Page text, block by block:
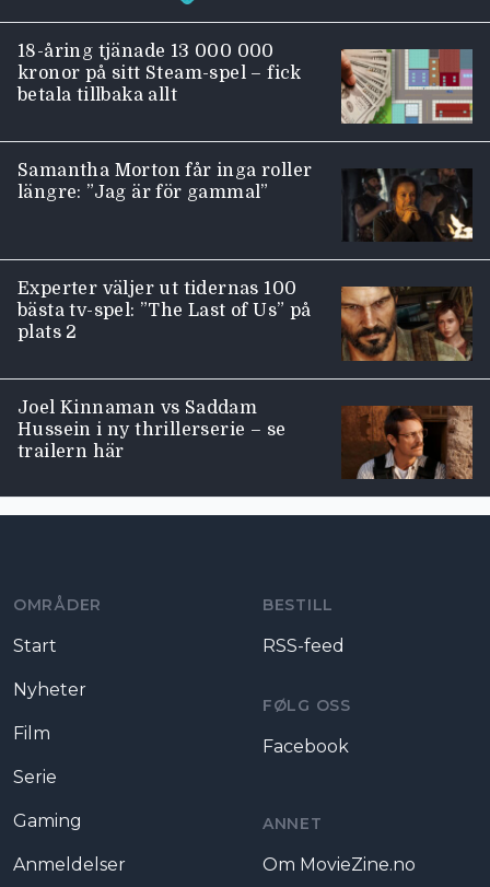
18-åring tjänade 13 000 000
kronor på sitt Steam-spel – fick
betala tillbaka allt
Samantha Morton får inga roller
längre: ”Jag är för gammal”
Experter väljer ut tidernas 100
bästa tv-spel: ”The Last of Us” på
plats 2
Joel Kinnaman vs Saddam
Hussein i ny thrillerserie – se
trailern här
OMRÅDER
Start
Nyheter
Film
Serie
Gaming
Anmeldelser
BESTILL
RSS-feed
FØLG OSS
Facebook
ANNET
Om MovieZine.no